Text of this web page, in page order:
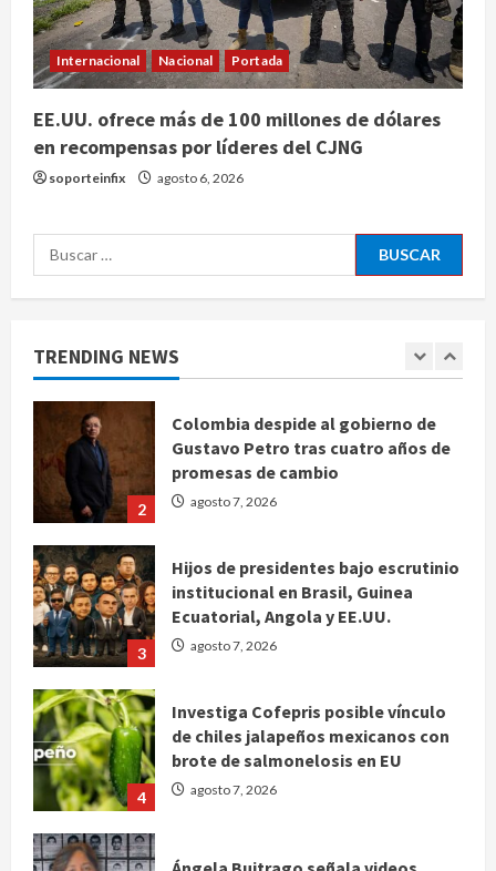
Internacional Nacional Portada
EE.UU. ofrece más de 100 millones de dólares
en recompensas por líderes del CJNG
soporteinfix agosto 6, 2026
Buscar:
TRENDING NEWS
Ángela Buitrago señala videos
ocultados en el caso Ayotzinapa
agosto 7, 2026
Charlotte FC vs Atlas: Fecha,
horario y canal para ver el partido
promesas de cambio
Hijos de presidentes bajo escrutinio
institucional en Brasil, Guinea
Ecuatorial, Angola y EE.UU.
Investiga Cofepris posible vínculo
de chiles jalapeños mexicanos con
brote de salmonelosis en EU
Ángela Buitrago señala videos